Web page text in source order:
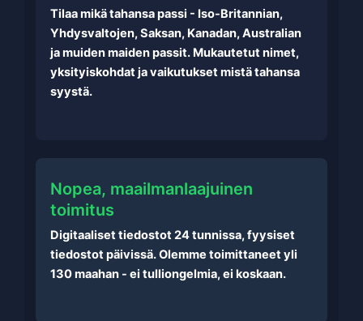
Tilaa mikä tahansa passi - Iso-Britannian,
Yhdysvaltojen, Saksan, Kanadan, Australian
ja muiden maiden passit. Mukautetut nimet,
yksityiskohdat ja vaikutukset mistä tahansa
syystä.
Nopea, maailmanlaajuinen
toimitus
Digitaaliset tiedostot 24 tunnissa, fyysiset
tiedostot päivissä. Olemme toimittaneet yli
130 maahan - ei tulliongelmia, ei koskaan.